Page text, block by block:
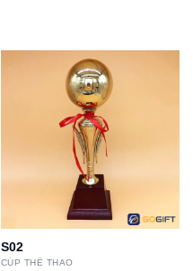
S02
CÚP THỂ THAO